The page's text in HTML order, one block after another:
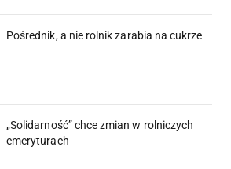
Pośrednik, a nie rolnik zarabia na cukrze
„Solidarność” chce zmian w rolniczych
emeryturach